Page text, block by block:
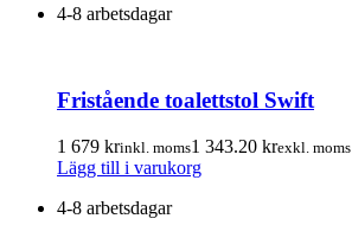
på
produkten
De
alternativen
kan
på
4-8 arbetsdagar
Fristående toalettstol Swift
1 679 krinkl. moms1 343.20 krexkl. moms
Lägg till i varukorg
4-8 arbetsdagar